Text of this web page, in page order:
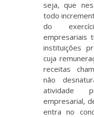
seja, que
todo
do
empresariais
instituições
cuja
receitas
não
atividade
empresarial,
entra no